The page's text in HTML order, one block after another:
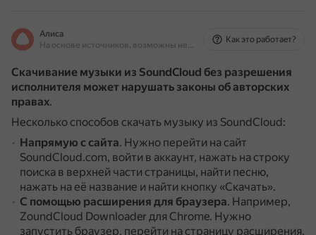
Алиса
На основе источников, возможны неточности
Как это работает?
Скачивание музыки из SoundCloud без разрешения
исполнителя может нарушать законы об авторских
правах.
Несколько способов скачать музыку из SoundCloud:
Напрямую с сайта. Нужно перейти на сайт
SoundCloud.com, войти в аккаунт, нажать на строку
поиска в верхней части страницы, найти песню,
нажать на её название и найти кнопку «Скачать».
С помощью расширения для браузера. Например,
ZoundCloud Downloader для Chrome. Нужно
запустить браузер, перейти на страницу расширения,